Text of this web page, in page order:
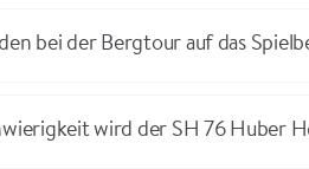
bei der Bergtour auf das
wird der SH 76 Huber